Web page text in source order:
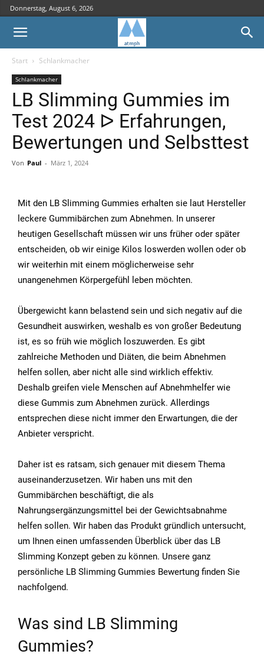
Donnerstag, August 6, 2026
Start Schlankmacher
Schlankmacher
LB Slimming Gummies im
Test 2024 ᐅ Erfahrungen,
Bewertungen und Selbsttest
Von Paul - März 1, 2024
Mit den LB Slimming Gummies erhalten sie laut Hersteller
leckere Gummibärchen zum Abnehmen. In unserer
heutigen Gesellschaft müssen wir uns früher oder später
entscheiden, ob wir einige Kilos loswerden wollen oder ob
wir weiterhin mit einem möglicherweise sehr
unangenehmen Körpergefühl leben möchten.
Übergewicht kann belastend sein und sich negativ auf die
Gesundheit auswirken, weshalb es von großer Bedeutung
ist, es so früh wie möglich loszuwerden. Es gibt
zahlreiche Methoden und Diäten, die beim Abnehmen
helfen sollen, aber nicht alle sind wirklich effektiv.
Deshalb greifen viele Menschen auf Abnehmhelfer wie
diese Gummis zum Abnehmen zurück. Allerdings
entsprechen diese nicht immer den Erwartungen, die der
Anbieter verspricht.
Daher ist es ratsam, sich genauer mit diesem Thema
auseinanderzusetzen. Wir haben uns mit den
Gummibärchen beschäftigt, die als
Nahrungsergänzungsmittel bei der Gewichtsabnahme
helfen sollen. Wir haben das Produkt gründlich untersucht,
um Ihnen einen umfassenden Überblick über das LB
Slimming Konzept geben zu können. Unsere ganz
persönliche LB Slimming Gummies Bewertung finden Sie
nachfolgend.
Was sind LB Slimming
Gummies?